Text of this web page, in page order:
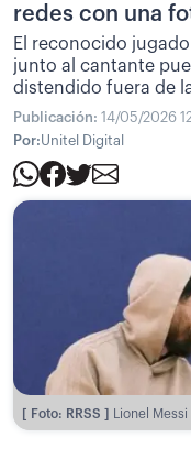
redes con una
El reconocido
junto al cantante
distendido fuera de
Publicación: 14/05/2026
Por:Unitel Digital
[ Foto: RRSS ] Lionel